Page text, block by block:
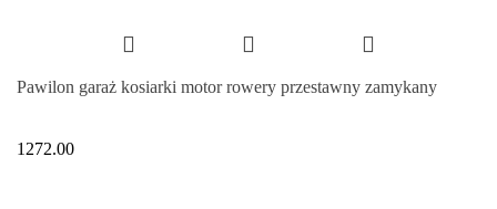
Pawilon garaż kosiarki motor rowery przestawny zamykany
1272.00